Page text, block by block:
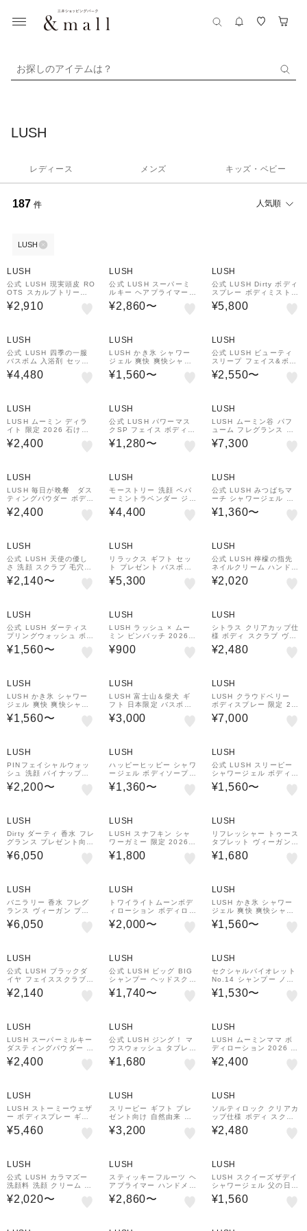
お探しのアイテムは？
LUSH
レディース メンズ キッズ・ベビー
187 件 人気順
LUSH
LUSH
公式 LUSH 現実頭皮 RO
OTS スカルプトリート
メント 頭皮ケア クレン
ジング オーガニック 頭
ト プレゼント ハンドメ
イド ラッシュ
¥2,910
LUSH
公式 LUSH スーパーミ
ルキー ヘアプライマー
ヘアミルク 洗い流さない
トリートメント ミスト
抑える ダメージケア ス
タイリング 植物由来 ラ
ッシュ
¥2,860〜
LUSH
公式 LUSH Dirty ボディ
スプレー ボディミスト
フレグランス ミント サ
ンダルウッド ラベンダー
¥5,800
LUSH
公式 LUSH 四季の一服
バスボム 入浴剤 セット
ギフト 詰め合わせ 12個
入 ハンドメイド 自然派
ュ
¥4,480
LUSH
LUSH かき氷 シャワー
ジェル 爽快 爽快シャワ
ー メントール 涼しい オ
ーガニック ヴィーガン
¥1,560〜
LUSH
公式 LUSH ビューティ
スリープ フェイス&ボデ
ィマスク フェイス ボデ
ィ 兼用 フェイススクラ
ダー マルチマスク プレ
ゼント ギフト ラッシュ
¥2,550〜
LUSH
LUSH ムーミン ディラ
イト 限定 2026 石けん
固形 石鹸 自然派 コスメ
プレゼ ント ラッシュ 公
¥2,400
LUSH
公式 LUSH パワーマス
クSP フェイス ボディ
兼用 スクラブ マスク 毛
穴ケア 角質除去 ハチミ
ト ラッシュ
¥1,280〜
LUSH
LUSH ムーミン谷 パフ
ューム フレグランス 香
水 ラベンダー バニラ ベ
ルガモッ ト 自然派 プレ
¥7,300
LUSH
LUSH 毎日が晩餐 ダス
ティングパウダー ボディ
パウダー 人気 かわいい
ヴィーガン コスメ ラッ
¥2,400
LUSH
モーストリー 洗顔 ペパ
ーミントラベンダー ジェ
ンダーレス ハンドメイド
ヴィーガン 自然由来 コ
¥4,400
LUSH
公式 LUSH みつばちマ
ーチ シャワージェル ボ
ディソープ 液体石鹸 は
ちみつ 保湿 しっとり い
ュ
¥1,360〜
LUSH
公式 LUSH 天使の優し
さ 洗顔 スクラブ 毛穴ケ
ア クレイ 角質 乾燥肌 フ
ェイススクラブ ラベンダ
ドメイド ラッシュ
¥2,140〜
LUSH
リラックス ギフト セッ
ト プレゼント バスボム
バブルバー 入浴剤
¥5,300
LUSH
公式 LUSH 檸檬の指先
ネイルクリーム ハンドク
リーム ネイル ケア クリ
ーム 乾燥 保湿 オーガニ
¥2,020
LUSH
公式 LUSH ダーティス
プリングウォッシュ ボデ
ィソープ シャワージェル
ミント 清涼感 夏 ヴィー
¥1,560〜
LUSH
LUSH ラッシュ × ムー
ミン ピンバッチ 2026
限定 ヴィーガン コスメ
プレゼン ト ラッシュ 公
¥900
LUSH
シトラス クリアカップ仕
様 ボディ スクラブ ヴィ
ーガン プレゼント向け
オレンジ ソルト 柑橘 角
¥2,480
LUSH
LUSH かき氷 シャワー
ジェル 爽快 爽快シャワ
ー メントール 涼しい オ
ーガニック ヴィーガン
¥1,560〜
LUSH
LUSH 富士山＆柴犬 ギ
フト 日本限定 バスボム
入浴剤 バニラ ハンドメ
イド ヴィーガン 自然派
¥3,000
LUSH
LUSH クラウドベリー
ボディスプレー 限定 20
26 ムーミン コスメ プレ
ゼント ラッシュ 公式
¥7,000
LUSH
PINフェイシャルウォッ
シュ 洗顔 パイナップル
ライム スイートオレンジ
ハンドメイド ヴィーガン
¥2,200〜
LUSH
ハッピーヒッピー シャワ
ージェル ボディソープ
合成保存料不使用 ヴィー
ガン プレゼント向け シ
¥1,360〜
LUSH
公式 LUSH スリーピー
シャワージェル ボディソ
ープ 液体石鹸 ラベンダ
ー 保湿 リラックス いい
¥1,560〜
LUSH
Dirty ダーティ 香水 フレ
グランス プレゼント向け
タラゴン タイム ラベン
ダー ウッディ フローラ
¥6,050
LUSH
LUSH スナフキン シャ
ワーガミー 限定 2026
ソープ 石鹸 ムーミン 人
気 ヴィー ガン コスメ プ
¥1,800
LUSH
リフレッシャー トゥース
タブレット ヴィーガン
歯磨き オーラルケア マ
ウス デンタル 口臭 シト
¥1,680
LUSH
バニラリー 香水 フレグ
ランス ヴィーガン プレ
ゼント向け バニラ ジャ
スミン トンカ 甘い香り
¥6,050
LUSH
トワイライトムーンボデ
ィローション ボディロー
ション ボディクリーム
オーガニック ヴィーガン
¥2,000〜
LUSH
LUSH かき氷 シャワー
ジェル 爽快 爽快シャワ
ー メントール 涼しい オ
ーガニック ヴィーガン
¥1,560〜
LUSH
公式 LUSH ブラックダ
イヤ フェイススクラブ
洗顔スクラブ 毛穴 黒ず
み 炭 泥 角質 自然派 ヴ
¥2,140
LUSH
公式 LUSH ビッグ BIG
シャンプー ヘッドスクラ
ブ 頭皮ケア 頭皮クレン
ジング スカルプケア ス
ゼント ラッシュ
¥1,740〜
LUSH
セクシャルバイオレット
No.14 シャンプー ノン
シリコン ヴィーガン ボ
リューム ツヤ 乾燥 潤い
¥1,530〜
LUSH
LUSH スーパーミルキー
ダスティングパウダー ボ
ディパウダー 人気 かわ
いい ヴィーガン コスメ
¥2,400
LUSH
公式 LUSH ジング！ マ
ウスウォッシュ タブレッ
ト 携帯用 デンタルケア
口臭対策 柑橘 清涼感 ヴ
¥1,680
LUSH
LUSH ムーミンママ ボ
ディローション 2026 限
定 ボディケア バニラ サ
ンダルウ ッド ヴィーガ
¥2,400
LUSH
LUSH ストーミーウェザ
ー ボディスプレー ギフ
ト 父の日 2026 限定 シ
ャワージェル フレグラン
¥5,460
LUSH
スリーピー ギフト プレ
ゼント向け 自然由来 コ
スメ コフレ セット バス
アイテム ギフト
¥3,200
LUSH
ソルティロック クリアカ
ップ仕様 ボディ スクラ
ブ ヴィーガン プレゼン
ト向け シーソルト レモ
¥2,480
LUSH
公式 LUSH カラマズー
洗顔料 洗顔 クリーム パ
イナップル 酵素 皮脂 角
質 ケア アーモンドオイ
¥2,020〜
LUSH
スティッキーフルーツ ヘ
アプライマー ハンドメイ
ド ヴィーガン マカダミ
アナッツ オリーブオイル
¥2,860〜
LUSH
LUSH スクイーズザデイ
シャワージェル 父の日 2
026 限定 ボディソープ
シトラス ヴィーガン 自
¥1,560